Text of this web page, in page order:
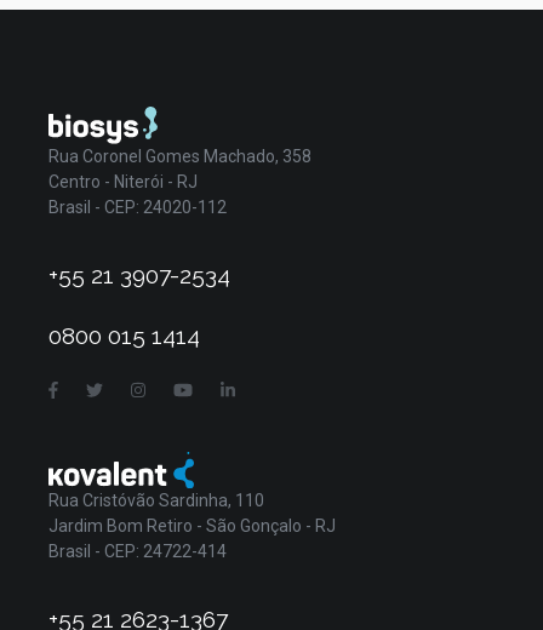
Rua Coronel Gomes Machado, 358
Centro - Niterói - RJ
Brasil - CEP: 24020-112
+55 21 3907-2534
0800 015 1414
Rua Cristóvão Sardinha, 110
Jardim Bom Retiro - São Gonçalo - RJ
Brasil - CEP: 24722-414
+55 21 2623-1367